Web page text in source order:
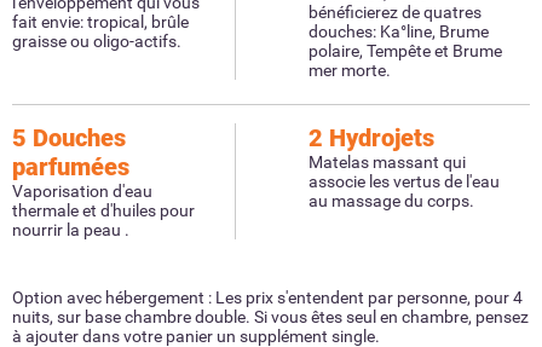
fait envie: tropical, brûle
graisse ou oligo-actifs.
bénéficierez de quatres
douches: Ka°line, Brume
polaire, Tempête et Brume
mer morte.
5 Douches
parfumées
Vaporisation d'eau
thermale et d'huiles pour
nourrir la peau .
2 Hydrojets
Matelas massant qui
associe les vertus de l'eau
au massage du corps.
Option avec hébergement : Les prix s'entendent par personne, pour 4
nuits, sur base chambre double. Si vous êtes seul en chambre, pensez
à ajouter dans votre panier un supplément single.